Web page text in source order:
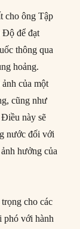
cho ông Tập
Độ để đạt
thông qua
hoảng.
của một
cũng như
này sẽ
nước đối với
hưởng của
cho các
phó với hành